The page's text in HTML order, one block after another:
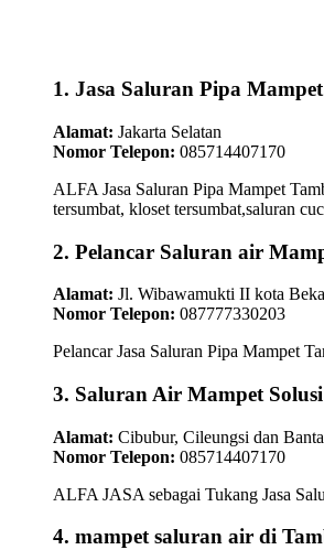
1. Jasa Saluran Pipa
Alamat: Jakarta Selatan
Nomor Telepon: 085714407170
ALFA Jasa Saluran Pipa Mampet
tersumbat, kloset tersumbat,saluran
2. Pelancar Saluran air
Alamat: Jl. Wibawamukti II kota
Nomor Telepon: 087777330203
Pelancar Jasa Saluran Pipa Mampet
3. Saluran Air Mampet
Alamat: Cibubur, Cileungsi dan
Nomor Telepon: 085714407170
ALFA JASA sebagai Tukang Jasa
4. mampet saluran air di